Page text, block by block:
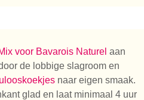
naar op
voor Bavarois Naturel aan
de lobbige slagroom en
naar eigen smaak.
glad en laat minimaal 4 uur